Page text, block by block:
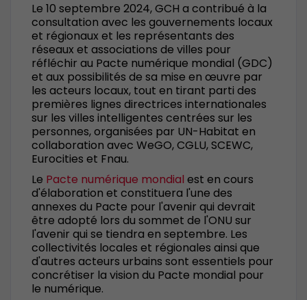
Le 10 septembre 2024, GCH a contribué à la
consultation avec les gouvernements locaux
et régionaux et les représentants des
réseaux et associations de villes pour
réfléchir au Pacte numérique mondial (GDC)
et aux possibilités de sa mise en œuvre par
les acteurs locaux, tout en tirant parti des
premières lignes directrices internationales
sur les villes intelligentes centrées sur les
personnes, organisées par UN-Habitat en
collaboration avec WeGO, CGLU, SCEWC,
Eurocities et Fnau.
Le Pacte numérique mondial est en cours
d'élaboration et constituera l'une des
annexes du Pacte pour l'avenir qui devrait
être adopté lors du sommet de l'ONU sur
l'avenir qui se tiendra en septembre. Les
collectivités locales et régionales ainsi que
d'autres acteurs urbains sont essentiels pour
concrétiser la vision du Pacte mondial pour
le numérique.